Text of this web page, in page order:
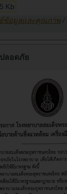
Kb
ข้อมูลและคุณภาพ/
ลอดภัย